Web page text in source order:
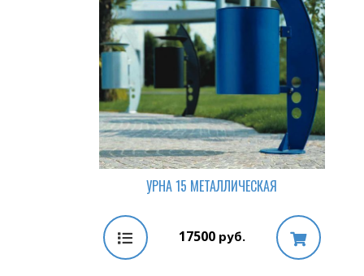
УРНА 15 МЕТАЛЛИЧЕСКАЯ
17500руб.